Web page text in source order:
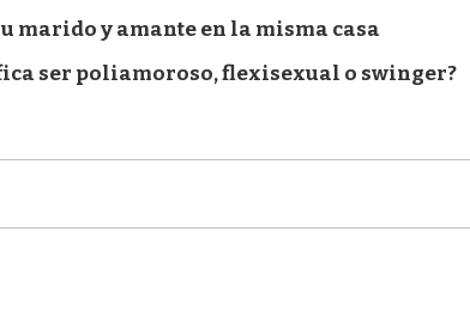
marido y amante en la misma casa
ser poliamoroso, flexisexual o swinger?